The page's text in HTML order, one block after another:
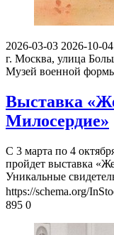
2026-03-03 2026-10-04
г. Москва, улица
Музей военной
Выставка
Милосердие»
С 3 марта по 4
пройдет выставка
Уникальные
https://schema.org/
895 0